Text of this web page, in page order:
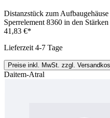
Distanzstück zum
Sperrelement 8360 in den
41,83 €*
Lieferzeit 4-7 Tage
Preise inkl. MwSt. zzgl.
Daitem-Atral